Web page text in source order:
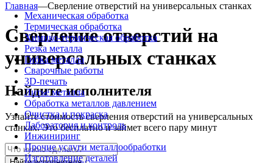
Механическая обработка
Термическая обработка
Химико-термическая обработка
Резка металла
Гибка металла
Сварочные работы
3D-печать
Литьё металла
Обработка металлов давлением
Очистка и покраска
Лаборатория и контроль
Инжиниринг
Прочие услуги металлообработки
Изготовление деталей
Главная—Сверление отверстий на универсальных станках
Сверление отверстий на
универсальных станках
Найдите исполнителя
Узнайте стоимость сверления отверстий на универсальных
станках. Это бесплатно и займет всего пару минут